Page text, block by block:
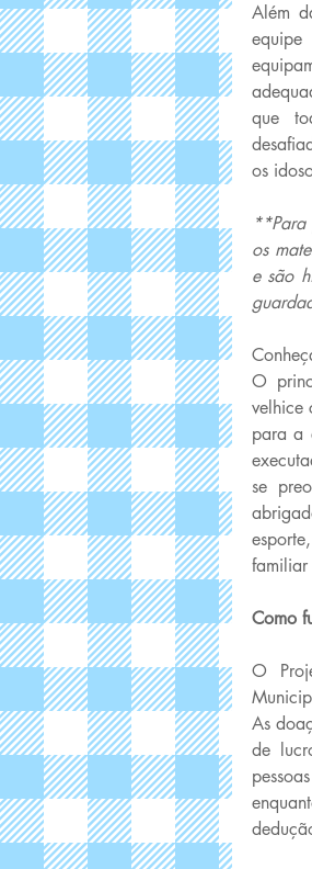
Além
que
os
**Para
os
e são
O
velhice
para a
se
familiar
Como
O
As
de